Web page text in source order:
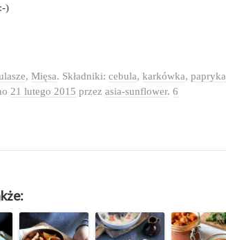
)
,Mięsa. Składniki:cebula,karkówka,papryka
21 lutego 2015 przezasia-sunflower.6